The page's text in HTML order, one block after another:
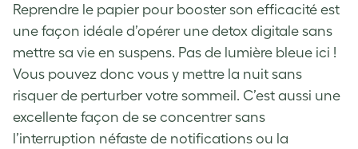
Reprendre le papier pour booster son efficacité est
une façon idéale d’opérer une detox digitale sans
mettre sa vie en suspens. Pas de lumière bleue ici !
Vous pouvez donc vous y mettre la nuit sans
risquer de perturber votre sommeil. C’est aussi une
excellente façon de se concentrer sans
l’interruption néfaste de notifications ou la